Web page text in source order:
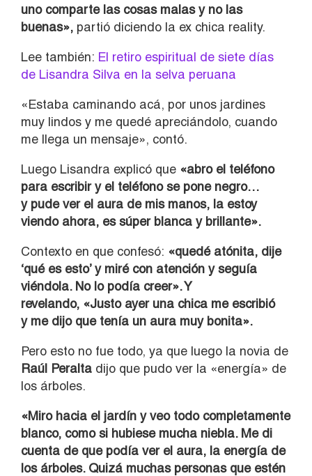
uno comparte las cosas malas y no las
buenas», partió diciendo la ex chica reality.
Lee también: El retiro espiritual de siete días
de Lisandra Silva en la selva peruana
«Estaba caminando acá, por unos jardines
muy lindos y me quedé apreciándolo, cuando
me llega un mensaje», contó.
Luego Lisandra explicó que «abro el teléfono
para escribir y el teléfono se pone negro…
y pude ver el aura de mis manos, la estoy
viendo ahora, es súper blanca y brillante».
Contexto en que confesó: «quedé atónita, dije
‘qué es esto’ y miré con atención y seguía
viéndola. No lo podía creer». Y
revelando, «Justo ayer una chica me escribió
y me dijo que tenía un aura muy bonita».
Pero esto no fue todo, ya que luego la novia de
Raúl Peralta dijo que pudo ver la «energía» de
los árboles.
«Miro hacia el jardín y veo todo completamente
blanco, como si hubiese mucha niebla. Me di
cuenta de que podía ver el aura, la energía de
los árboles. Quizá muchas personas que estén